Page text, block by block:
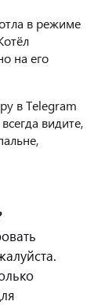
в режиме
на его
в Telegram
видите,